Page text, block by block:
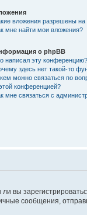
вложения разрешены
мне найти мои вложения?
о phpBB
написал эту конференцию?
здесь нет такой-то
можно связаться по
конференцией?
мне связаться с
вы
сообщения,